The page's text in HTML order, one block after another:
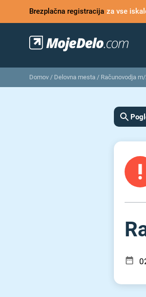
Brezplačna registracija za vse
Domov / Delovna mesta / Računovodja